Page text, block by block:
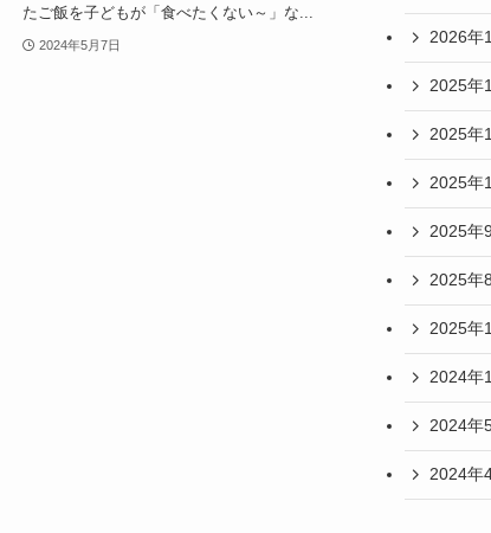
たご飯を子どもが「食べたくない～」な...
2024年5月7日 2026年
2025年
2025年
2025年
2025年
2025年
2025年
2024年
2024年
2024年